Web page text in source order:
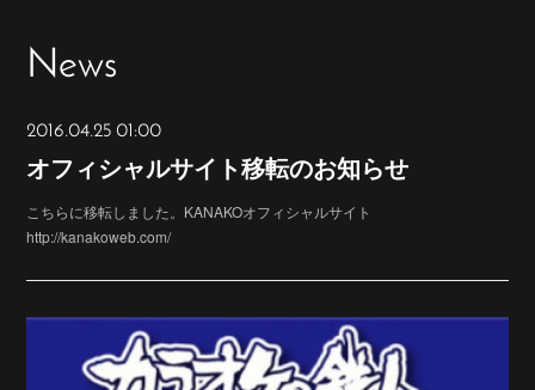
News
2016.04.25 01:00
オフィシャルサイト移転のお知らせ
こちらに移転しました。KANAKOオフィシャルサイト
http://kanakoweb.com/